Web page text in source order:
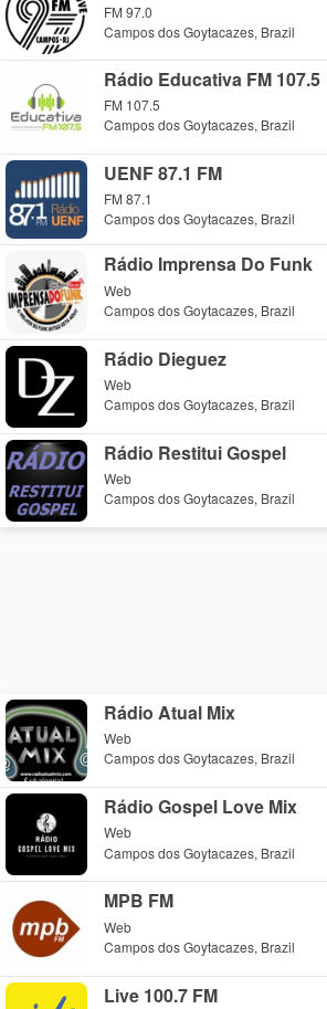
FM 97.0
Campos dos Goytacazes, Brazil
Rádio Educativa FM 107.5
FM 107.5
Campos dos Goytacazes, Brazil
UENF 87.1 FM
FM 87.1
Campos dos Goytacazes, Brazil
Rádio Imprensa Do Funk
Web
Campos dos Goytacazes, Brazil
Rádio Dieguez
Web
Campos dos Goytacazes, Brazil
Rádio Restitui Gospel
Web
Campos dos Goytacazes, Brazil
Rádio Atual Mix
Web
Campos dos Goytacazes, Brazil
Rádio Gospel Love Mix
Web
Campos dos Goytacazes, Brazil
MPB FM
Web
Campos dos Goytacazes, Brazil
Live 100.7 FM